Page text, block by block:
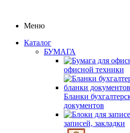
Меню
Каталог
БУМАГА
офисной техники
Бланки
документов
записей, закладки